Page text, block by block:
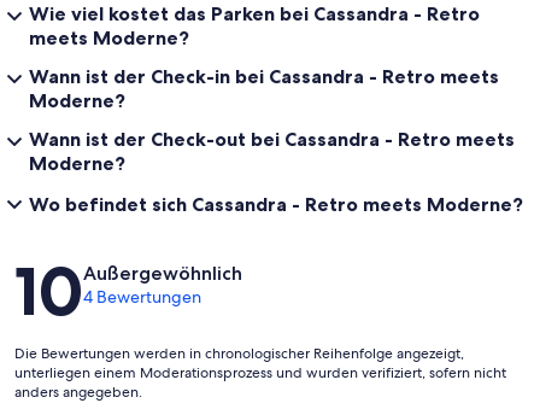
Wie viel kostet das Parken bei Cassandra - Retro
meets Moderne?
Wann ist der Check-in bei Cassandra - Retro meets
Moderne?
Wann ist der Check-out bei Cassandra - Retro meets
Moderne?
Wo befindet sich Cassandra - Retro meets Moderne?
Bewertungen
10Außergewöhnlich
4 Bewertungen
Die Bewertungen werden in chronologischer Reihenfolge angezeigt,
unterliegen einem Moderationsprozess und wurden verifiziert, sofern nicht
anders angegeben.